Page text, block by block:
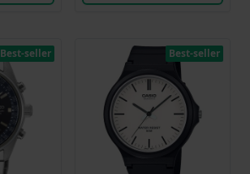
Best-seller Best-seller